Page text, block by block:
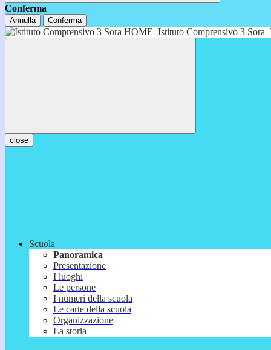
Conferma
Annulla Conferma
HOME Istituto Comprensivo 3 Sora
close
Scuola
Panoramica
Presentazione
I luoghi
Le persone
I numeri della scuola
Le carte della scuola
Organizzazione
La storia